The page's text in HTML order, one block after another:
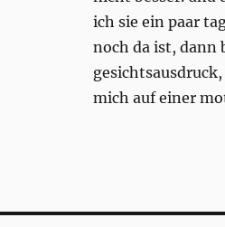
ich sie ein paar
noch da ist, dann
mich auf einer